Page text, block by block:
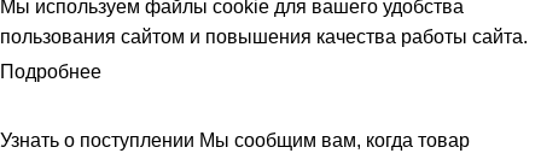
Мы используем файлы cookie для вашего удобства
пользования сайтом и повышения качества работы сайта.
Подробнее
Узнать о поступлении Мы сообщим вам, когда товар